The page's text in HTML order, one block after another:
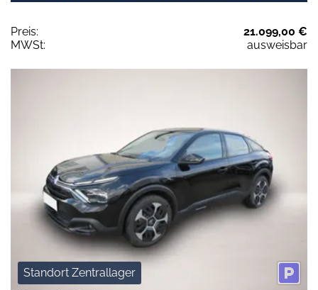
Preis:
21.099,00 €
MWSt:
ausweisbar
Standort Zentrallager